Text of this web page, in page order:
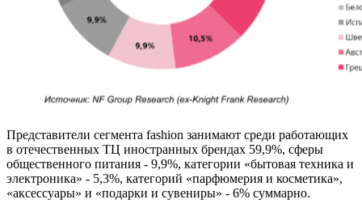
Представители сегмента fashion занимают среди работающих
в отечественных ТЦ иностранных брендах 59,9%, сферы
общественного питания - 9,9%, категории «бытовая техника и
электроника» - 5,3%, категорий «парфюмерия и косметика»,
«аксессуары» и «подарки и сувениры» - 6% суммарно.